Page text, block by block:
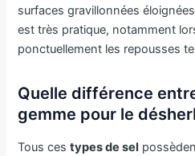
surfaces gravillonnées
est très pratique, notamment
ponctuellement les repousses
Quelle différence
gemme pour le
Tous cestypes de sel